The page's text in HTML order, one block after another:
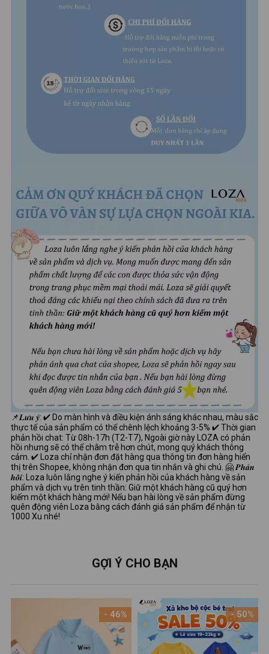
📌𝑳𝒖̛𝒖 𝒚́: ✔ Do màn hình và điều kiện ánh sáng khác nhau, màu sắc
thực tế của sản phẩm có thể chênh lệch khoảng 3-5% ✔ Thời gian
phản hồi chat: Từ 08h-17h (T2-T7), Ngoài giờ này LOZA có phản
hồi nhưng sẽ có thể châm trễ hơn chút, mong quý khách thông
cảm. ✔ Loza chỉ nhận đơn đặt hàng qua thông tin đơn hàng hiển
thị trên Shopee, không nhận đơn qua tin nhắn và ghi chú. 🤗 𝑷𝒉𝒂̉𝒏
𝒉𝒐̂̀𝒊: Loza luôn lắng nghe ý kiến phản hồi của khách hàng về sản
phẩm và dịch vụ trên tinh thần: Giữ một khách hàng cũ quý hơn
kiếm một khách hàng mới! Nếu bạn hài lòng về sản phẩm đừng
quên động viên Loza bằng cách đánh giá sản phẩm để nhận từ
1000 Xu nhé!
GỢI Ý CHO BẠN
- 46% - 50%